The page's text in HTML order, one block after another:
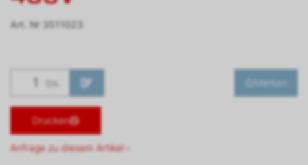
Art. Nr 3511023
Stk. Merken
Drucken
Anfrage zu diesem Artikel ›